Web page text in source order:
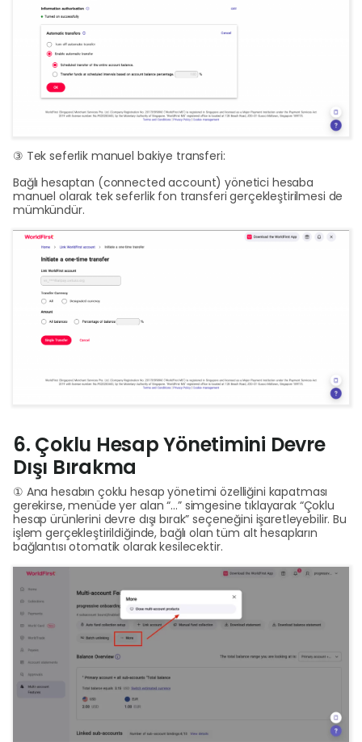
③ Tek seferlik manuel bakiye transferi:
Bağlı hesaptan (connected account) yönetici hesaba
manuel olarak tek seferlik fon transferi gerçekleştirilmesi de
mümkündür.
6. Çoklu Hesap Yönetimini Devre
Dışı Bırakma
① Ana hesabın çoklu hesap yönetimi özelliğini kapatması
gerekirse, menüde yer alan “…” simgesine tıklayarak “Çoklu
hesap ürünlerini devre dışı bırak” seçeneğini işaretleyebilir. Bu
işlem gerçekleştirildiğinde, bağlı olan tüm alt hesapların
bağlantısı otomatik olarak kesilecektir.